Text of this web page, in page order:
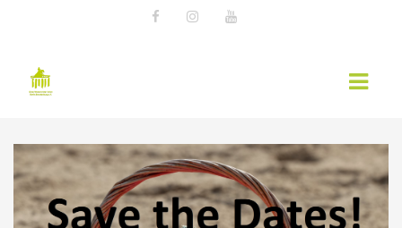
AKTUELLES
EWU NEWS